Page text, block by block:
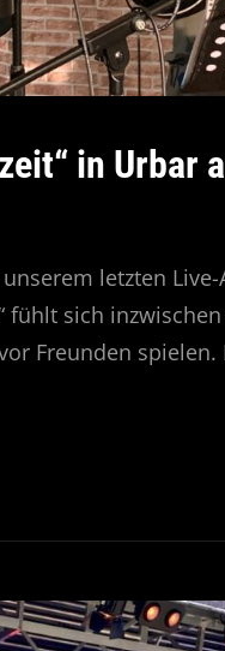
in Urbar
letzten
fühlt sich
Freunden spielen.